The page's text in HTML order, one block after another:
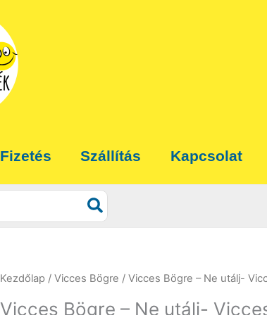
Fizetés Szállítás Kapcsolat
Kezdőlap / Vicces Bögre / Vicces Bögre – Ne utálj-
Vicces Bögre – Ne utálj-